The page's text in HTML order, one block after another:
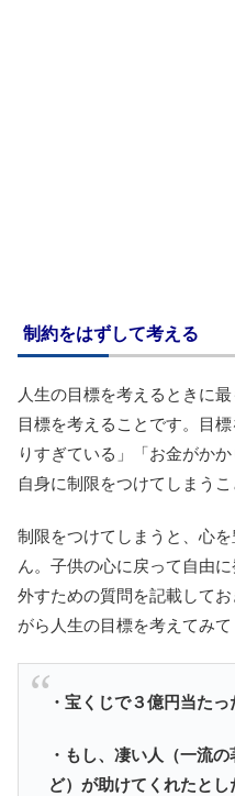
制約をはずして考える
人生の目標を考えるときに
目標を考えることです。目
りすぎている」「お金がか
自身に制限をつけてしまうこ
制限をつけてしまうと、心
ん。子供の心に戻って自由
外すための質問を記載して
がら人生の目標を考えてみて
・宝くじで３億円当た
・もし、凄い人（一流
ど）が助けてくれたと